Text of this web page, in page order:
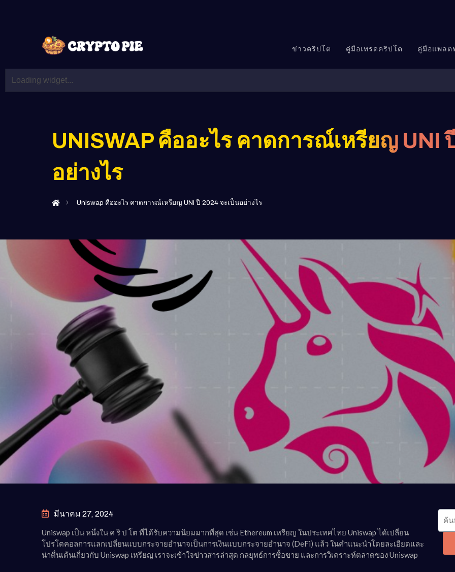
ข่าวคริปโต คู่มือเทรดคริปโต คู่มือแพลต
UNISWAP คืออะไร คาดการณ์เหรียญ UNI
อย่างไร
Uniswap คืออะไร คาดการณ์เหรียญ UNI ปี 2024 จะเป็นอย่างไร
มีนาคม 27, 2024
Uniswap เป็น หนึ่งใน ค ริ ป โต ที่ได้รับความนิยมมากที่สุด เช่น Ethereum เหรียญ ในประเทศไทย Uniswap ได้เปลี่ยน
โปรโตคอลการแลกเปลี่ยนแบบกระจายอำนาจเป็นการเงินแบบกระจายอำนาจ (DeFi) แล้ว ในคำแนะนำโดยละเอียดและ
น่าตื่นเต้นเกี่ยวกับ Uniswap เหรียญ เราจะเข้าใจข่าวสารล่าสุด กลยุทธ์การซื้อขาย และการวิเคราะห์ตลาดของ Uniswap